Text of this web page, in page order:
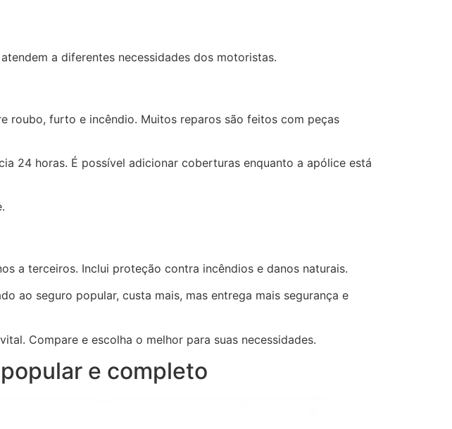
a diferentes necessidades dos motoristas.
roubo, furto e incêndio. Muitos reparos são feitos com peças
24 horas. É possível adicionar coberturas enquanto a apólice está
a terceiros. Inclui proteção contra incêndios e danos naturais.
ao seguro popular, custa mais, mas entrega mais segurança e
Compare e escolha o melhor para suas necessidades.
e completo